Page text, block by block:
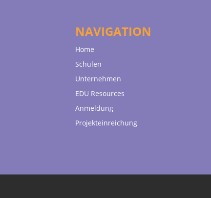
NAVIGATION
Home
Schulen
Unternehmen
EDU Resources
Anmeldung
Projekteinreichung